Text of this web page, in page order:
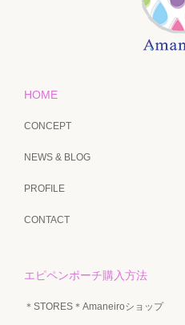
HOME
CONCEPT
NEWS & BLOG
PROFILE
CONTACT
エピペンポーチ購入方法
＊STORES＊Amaneiroショップ